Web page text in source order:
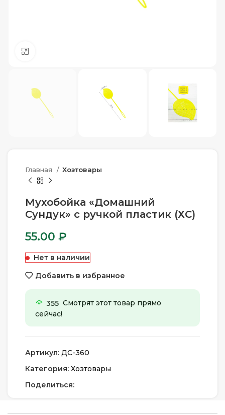
Главная Хозтовары
Мухобойка «Домашний
Сундук» с ручкой пластик (ХС)
55.00 ₽
Нет в наличии
Добавить в избранное
355 Смотрят этот товар прямо
сейчас!
Артикул: ДС-360
Категория: Хозтовары
Поделиться: